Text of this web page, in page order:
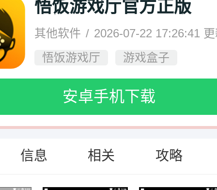
悟饭游戏厅官方正版
其他软件 2026-07-22 17:26:41
悟饭游戏厅
游戏盒子
安卓手机下载
信息 相关 攻略